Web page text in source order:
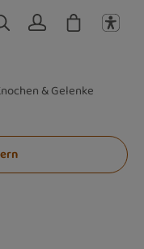
& Gelenke